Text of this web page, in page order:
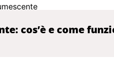
cos’è e come